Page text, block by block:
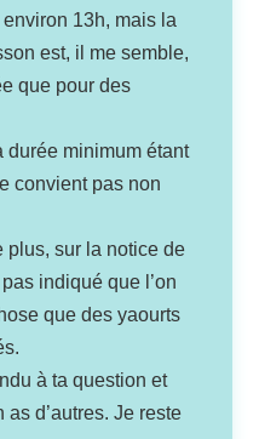
13h, mais la
est, il me semble,
que pour des
durée minimum étant
convient pas non
plus, sur la notice de
indiqué que l’on
que des yaourts
à ta question et
as d’autres. Je reste